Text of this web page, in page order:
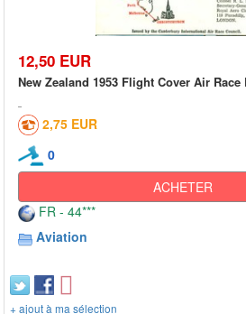
12,50 EUR
New Zealand 1953 Flight Cover Air
2,75 EUR
0
ACHETER
FR - 44***
Aviation
+ ajout à ma sélection